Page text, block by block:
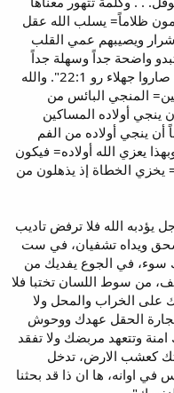
ظلاماً= يسلب الله عقل
ويصيبهم عمي القلب
واضحة جداً وسهلة جداً
"وبينما هم يزعمون أنهم حكما ء صاروا جهلاء رو 22:1". والله
المنجي البائس من
ينجي أولاده المساكين
ينجي أولاده من الفم
يعزي الله أولاده= فيكون
يخزي الخطاة إذ يذهلون من
لرجل يؤدبه الله فلا ترفض تاديب
ويداه تشفيان، في ست
سوء، في الجوع يفديك من
من سوط اللسان تختبا فلا
على الخراب والمحل ولا
الحقل عهدك ووحوش
وتتعهد مربضك ولا تفقد
كعشب الارض، تدخل
اوانه، ها ان ذا قد بحثنا